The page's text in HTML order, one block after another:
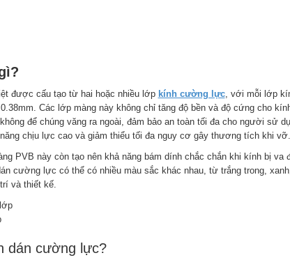
được cấu tạo từ hai hoặc nhiều lớp kính cường lực, với mỗi lớp
Các lớp màng này không chỉ tăng độ bền và độ cứng cho
để chúng văng ra ngoài, đảm bảo an toàn tối đa cho người sử
chịu lực cao và giảm thiểu tối đa nguy cơ gây thương tích khi vỡ.
PVB này còn tạo nên khả năng bám dính chắc chắn khi kính bị va
cường lực có thể có nhiều màu sắc khác nhau, từ trắng trong,
và thiết kế.
dán cường lực?